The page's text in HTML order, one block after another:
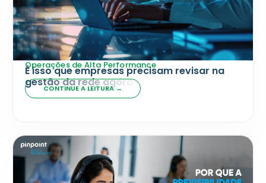
Operações de Alta Performance
É isso que empresas precisam revisar na
gestão da rede agora
CONTINUE A LEITURA →